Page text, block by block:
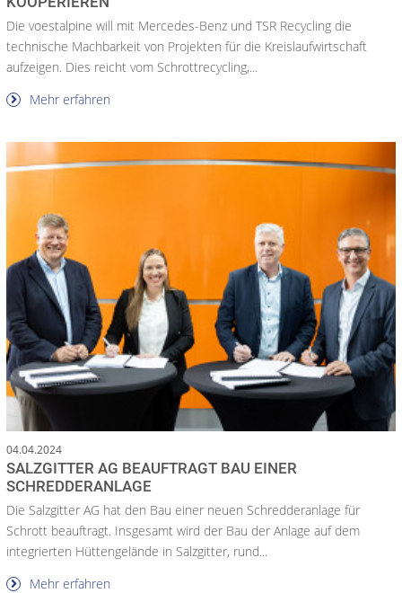
Die voestalpine will mit Mercedes-Benz und TSR Recycling die
technische Machbarkeit von Projekten für die Kreislaufwirtschaft
aufzeigen. Dies reicht vom Schrottrecycling,...
Mehr erfahren
04.04.2024
SALZGITTER AG BEAUFTRAGT BAU EINER
SCHREDDERANLAGE
Die Salzgitter AG hat den Bau einer neuen Schredderanlage für
Schrott beauftragt. Insgesamt wird der Bau der Anlage auf dem
integrierten Hüttengelände in Salzgitter, rund...
Mehr erfahren